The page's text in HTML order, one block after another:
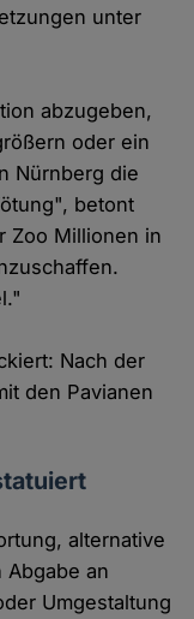
unter
abzugeben,
oder ein
Nürnberg die
betont
Zoo Millionen in
Nach der
den Pavianen
alternative
an
Umgestaltung